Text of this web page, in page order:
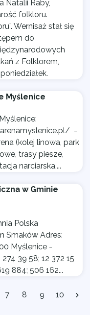
Natalii Raby,
folkloru.
Wernisaż stał się
do
z Folklorem,
Myślenice
-
(kolej linowa, park
trasy piesze,
narciarska,...
w Gminie
Polska
Smaków Adres:
Myślenice -
39 58; 12 372 15
884; 506 162...
7 8 9 10